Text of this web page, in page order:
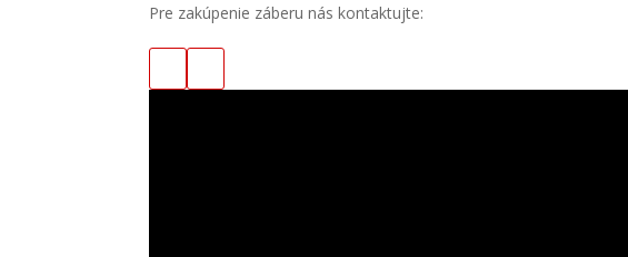
Pre zakúpenie záberu nás kontaktujte: